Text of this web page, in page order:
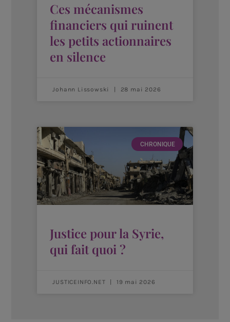
Ces mécanismes
financiers qui ruinent
les petits actionnaires
en silence
Johann Lissowski 28 mai 2026
CHRONIQUE
Justice pour la Syrie,
qui fait quoi ?
JUSTICEINFO.NET 19 mai 2026